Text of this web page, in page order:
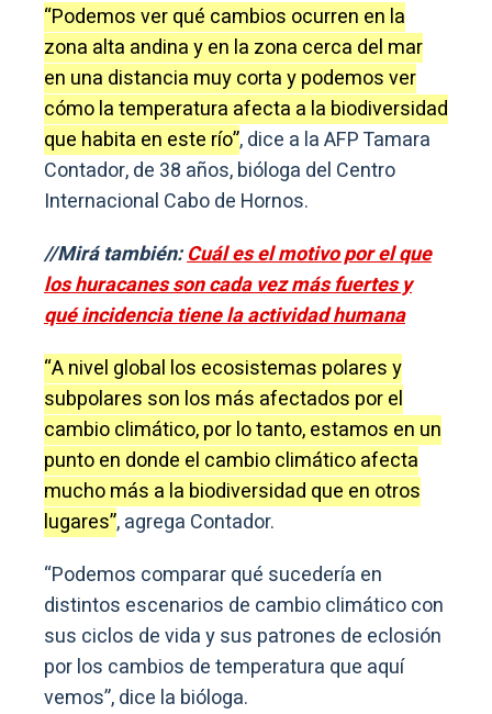
“Podemos ver qué cambios ocurren en la
zona alta andina y en la zona cerca del mar
en una distancia muy corta y podemos ver
cómo la temperatura afecta a la biodiversidad
que habita en este río”, dice a la AFP Tamara
Contador, de 38 años, bióloga del Centro
Internacional Cabo de Hornos.
//Mirá también:Cuál es el motivo por el que
los huracanes son cada vez más fuertes y
qué incidencia tiene la actividad humana
“A nivel global los ecosistemas polares y
subpolares son los más afectados por el
cambio climático, por lo tanto, estamos en un
punto en donde el cambio climático afecta
mucho más a la biodiversidad que en otros
lugares”, agrega Contador.
“Podemos comparar qué sucedería en
distintos escenarios de cambio climático con
sus ciclos de vida y sus patrones de eclosión
por los cambios de temperatura que aquí
vemos”, dice la bióloga.